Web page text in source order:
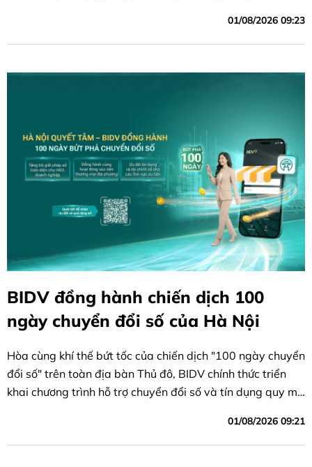
01/08/2026 09:23
BIDV đồng hành chiến dịch 100
ngày chuyển đổi số của Hà Nội
Hòa cùng khí thế bứt tốc của chiến dịch "100 ngày chuyển
đổi số" trên toàn địa bàn Thủ đô, BIDV chính thức triển
khai chương trình hỗ trợ chuyển đổi số và tín dụng quy mô
01/08/2026 09:21